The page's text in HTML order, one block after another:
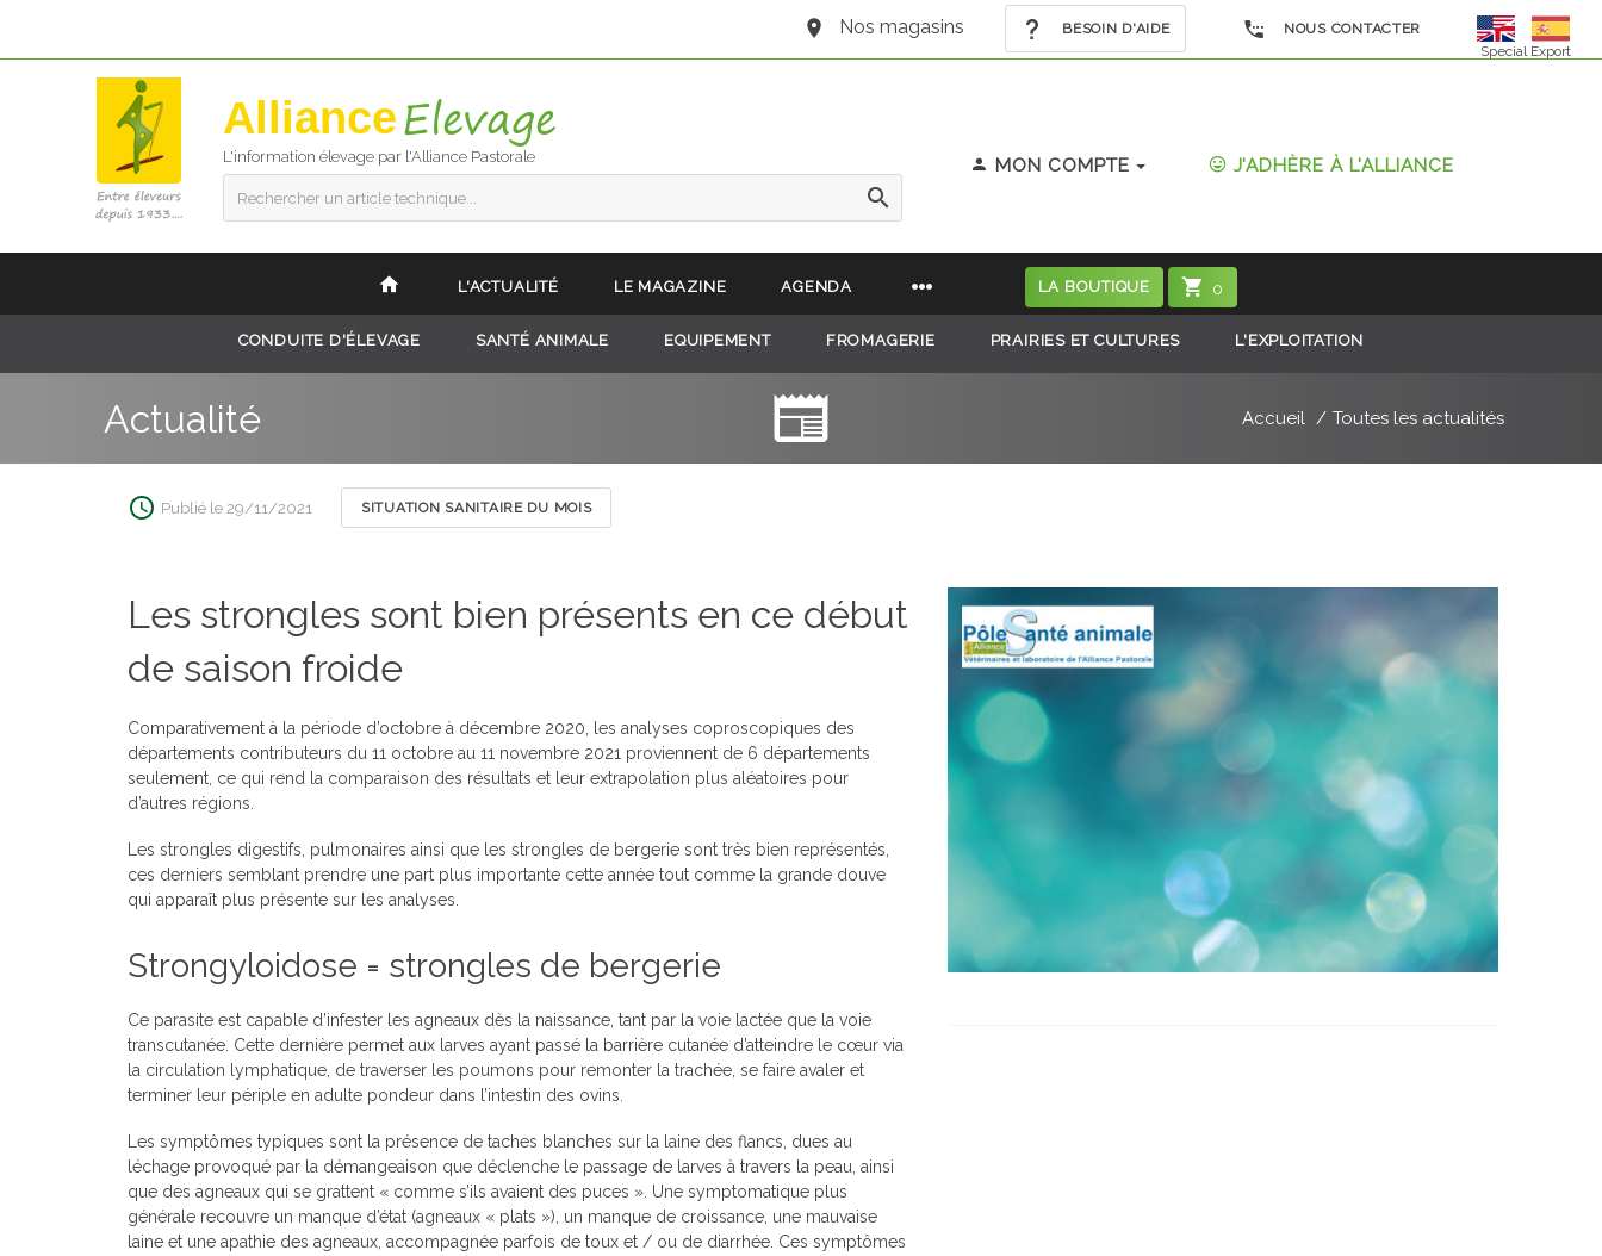
Nos magasins BESOIN D'AIDE
NOUS CONTACTER
Special Export
Alliance
L'information élevage par l'Alliance Pastorale
Rechercher un article technique...
MON COMPTE J'ADHÈRE À L'ALLIANCE
L'ACTUALITÉ LE MAGAZINE AGENDA LA BOUTIQUE 0
CONDUITE D'ÉLEVAGE SANTÉ ANIMALE EQUIPEMENT FROMAGERIE PRAIRIES ET CULTURES L'EXPLOITATION
Actualité Accueil Toutes les actualités
Publié le 29/11/2021 SITUATION SANITAIRE DU MOIS
Les strongles sont bien présents en ce début
de saison froide
Comparativement à la période d’octobre à décembre 2020, les analyses coproscopiques des
départements contributeurs du 11 octobre au 11 novembre 2021 proviennent de 6 départements
seulement, ce qui rend la comparaison des résultats et leur extrapolation plus aléatoires pour
d’autres régions.
Les strongles digestifs, pulmonaires ainsi que les strongles de bergerie sont très bien représentés,
ces derniers semblant prendre une part plus importante cette année tout comme la grande douve
qui apparaît plus présente sur les analyses.
Strongyloidose = strongles de bergerie
Ce parasite est capable d’infester les agneaux dès la naissance, tant par la voie lactée que la voie
transcutanée. Cette dernière permet aux larves ayant passé la barrière cutanée d’atteindre le cœur via
la circulation lymphatique, de traverser les poumons pour remonter la trachée, se faire avaler et
terminer leur périple en adulte pondeur dans l’intestin des ovins.
Les symptômes typiques sont la présence de taches blanches sur la laine des flancs, dues au
léchage provoqué par la démangeaison que déclenche le passage de larves à travers la peau, ainsi
que des agneaux qui se grattent « comme s’ils avaient des puces ». Une symptomatique plus
générale recouvre un manque d’état (agneaux « plats »), un manque de croissance, une mauvaise
laine et une apathie des agneaux, accompagnée parfois de toux et / ou de diarrhée. Ces symptômes